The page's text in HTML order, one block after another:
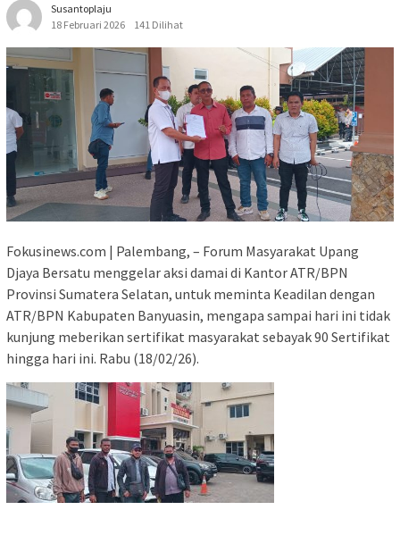
Susantoplaju
18 Februari 2026
141 Dilihat
Fokusinews.com | Palembang, – Forum Masyarakat Upang
Djaya Bersatu menggelar aksi damai di Kantor ATR/BPN
Provinsi Sumatera Selatan, untuk meminta Keadilan dengan
ATR/BPN Kabupaten Banyuasin, mengapa sampai hari ini tidak
kunjung meberikan sertifikat masyarakat sebayak 90 Sertifikat
hingga hari ini. Rabu (18/02/26).